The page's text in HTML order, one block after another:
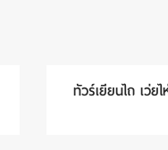
ทัวร์เยียนไถ เว่ย